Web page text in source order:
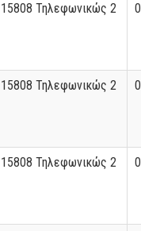
15808 Τηλεφωνικώς 2 0
15808 Τηλεφωνικώς 2 0
15808 Τηλεφωνικώς 2 0